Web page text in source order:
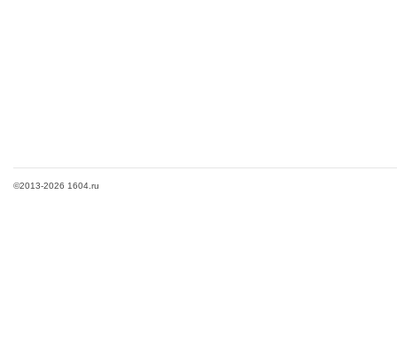
©2013-2026 1604.ru